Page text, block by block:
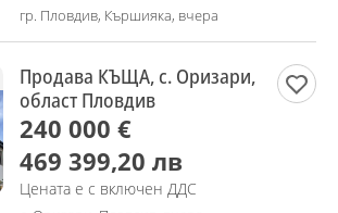
гр. Пловдив, Кършияка, вчера
Продава КЪЩА, с. Оризари,
област Пловдив
240 000 €
469 399,20 лв
Цената е с включен ДДС